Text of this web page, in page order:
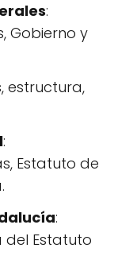
:
Gobierno y
estructura,
:
Estatuto de
:
Estatuto